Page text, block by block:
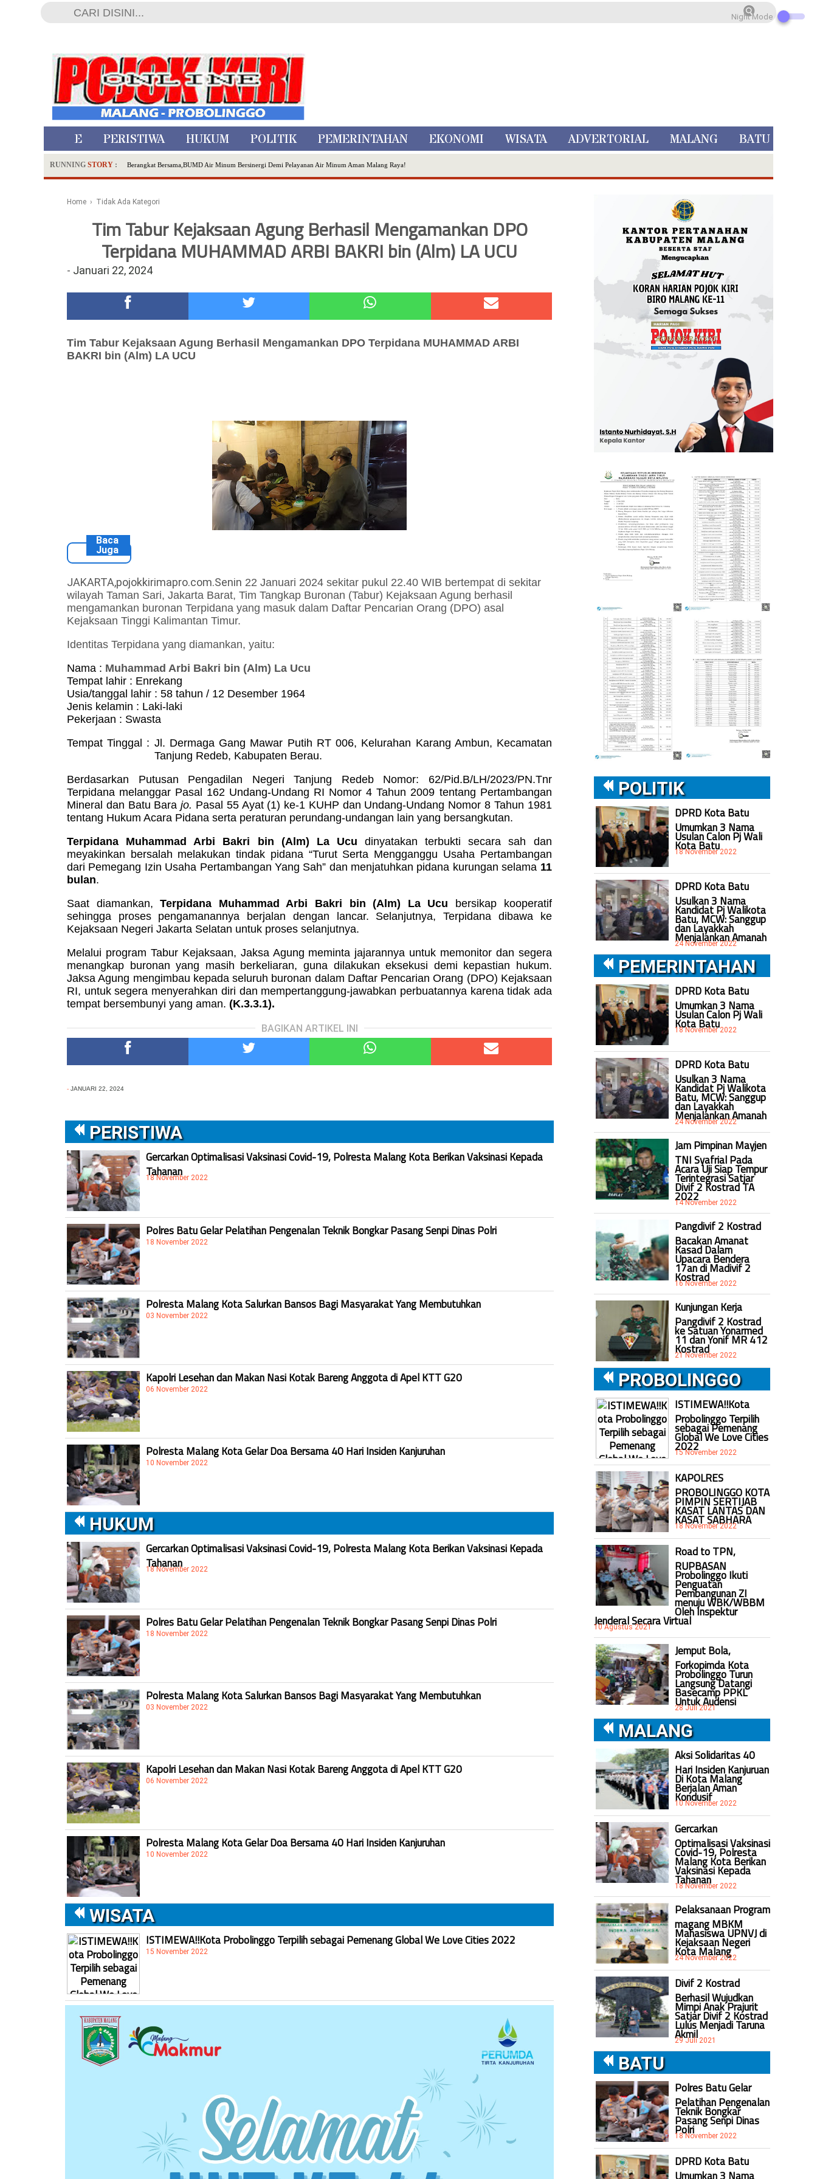
HOME PERISTIWA HUKUM POLITIK PEMERINTAHAN EKONOMI WISATA ADVERTORIAL MALANG BATU
RUNNING STORY : Berangkat Bersama,BUMD Air Minum Bersinergi Demi Pelayanan Air Minum Aman Malang Raya!
Dua Pelaku Pembunuhan Manusia Silver di Probolinggo Ditangkap di Kediri,Satu Buron
Hadirkan Tujuh Sapta Pesona Wisata di Amfiteater, Mikutopia Buka Rekrutmen Karyawan,Berikut Kualifikasinya
Polsek Wonoasih Perkuat Ketahanan Pangan Lewat Dialog Bersama Petani
RILIS RAPAT PLENO TERBUKA PEMUTAKHIRAN DATA PEMILIH BERKELANJUTAN (PDPB) TRIWULAN II
Tugu Tirta Usung 'Smart Water City' di Indonesia City Expo APEKSI XVIII Medan
DKD PERADI Malang Jatuhkan Putusan Pelanggaran Kode Etik Advokat, Abd. Aziz Divonis Bersalah
Home › Tidak Ada Kategori
Tim Tabur Kejaksaan Agung Berhasil Mengamankan DPO
Terpidana MUHAMMAD ARBI BAKRI bin (Alm) LA UCU
- Januari 22, 2024
Tim Tabur Kejaksaan Agung Berhasil Mengamankan DPO Terpidana MUHAMMAD ARBI
BAKRI bin (Alm) LA UCU
Baca
Juga
JAKARTA,pojokkirimapro.com.Senin 22 Januari 2024 sekitar pukul 22.40 WIB bertempat di sekitar
wilayah Taman Sari, Jakarta Barat, Tim Tangkap Buronan (Tabur) Kejaksaan Agung berhasil
mengamankan buronan Terpidana yang masuk dalam Daftar Pencarian Orang (DPO) asal
Kejaksaan Tinggi Kalimantan Timur.
Identitas Terpidana yang diamankan, yaitu:
Nama : Muhammad Arbi Bakri bin (Alm) La Ucu
Tempat ahir : Enrekang
Usia/tanggal ahir : 58 tahun / 12 Desember 1964
Jenis kelamin : Laki-laki
Pekerjaan : Swasta
Tempat Tinggal : Jl. Dermaga Gang Mawar Putih RT 006, Kelurahan Karang Ambun, Kecamatan
Tanjung Redeb, Kabupaten Berau.
Berdasarkan Putusan Pengadilan Negeri Tanjung Redeb Nomor: 62/Pid.B/LH/2023/PN.Tnr
Terpidana melanggar Pasal 162 Undang-Undang RI Nomor 4 Tahun 2009 tentang Pertambangan
Mineral dan Batu Barajo. Pasal 55 Ayat (1) ke-1 KUHP dan Undang-Undang Nomor 8 Tahun 1981
tentang Hukum Acara Pidana serta peraturan perundang-undangan lain yang bersangkutan.
Terpidana Muhammad Arbi Bakri bin (Alm) La Ucudinyatakan terbukti secara sah dan
meyakinkan bersalah melakukan tindak pidana “Turut Serta Mengganggu Usaha Pertambangan
dari Pemegang Izin Usaha Pertambangan Yang Sah” dan menjatuhkan pidana kurungan selama 11
bulan.
Saat diamankan,Terpidana Muhammad Arbi Bakri bin (Alm) La Ucu bersikap kooperatif
sehingga proses pengamanannya berjalan dengan lancar. Selanjutnya, Terpidana dibawa ke
Kejaksaan Negeri Jakarta Selatan untuk proses selanjutnya.
Melalui program Tabur Kejaksaan, Jaksa Agung meminta jajarannya untuk memonitor dan segera
menangkap buronan yang masih berkeliaran, guna dilakukan eksekusi demi kepastian hukum.
Jaksa Agung mengimbau kepada seluruh buronan dalam Daftar Pencarian Orang (DPO) Kejaksaan
RI, untuk segera menyerahkan diri dan mempertanggung-jawabkan perbuatannya karena tidak ada
tempat bersembunyi yang aman. (K.3.3.1).
BAGIKAN ARTIKEL INI
- JANUARI 22, 2024
PERISTIWA
Gercarkan Optimalisasi Vaksinasi Covid-19, Polresta Malang Kota Berikan Vaksinasi Kepada
Tahanan
18 November 2022
Polres Batu Gelar Pelatihan Pengenalan Teknik Bongkar Pasang Senpi Dinas Polri
18 November 2022
Polresta Malang Kota Salurkan Bansos Bagi Masyarakat Yang Membutuhkan
03 November 2022
Kapolri Lesehan dan Makan Nasi Kotak Bareng Anggota di Apel KTT G20
06 November 2022
Polresta Malang Kota Gelar Doa Bersama 40 Hari Insiden Kanjuruhan
10 November 2022
HUKUM
Gercarkan Optimalisasi Vaksinasi Covid-19, Polresta Malang Kota Berikan Vaksinasi Kepada
Tahanan
18 November 2022
Polres Batu Gelar Pelatihan Pengenalan Teknik Bongkar Pasang Senpi Dinas Polri
18 November 2022
Polresta Malang Kota Salurkan Bansos Bagi Masyarakat Yang Membutuhkan
03 November 2022
Kapolri Lesehan dan Makan Nasi Kotak Bareng Anggota di Apel KTT G20
06 November 2022
Polresta Malang Kota Gelar Doa Bersama 40 Hari Insiden Kanjuruhan
10 November 2022
WISATA
ISTIMEWA!!Kota Probolinggo Terpilih sebagai Pemenang Global We Love Cities 2022
15 November 2022
POLITIK
DPRD Kota Batu
Umumkan 3 Nama
Usulan Calon Pj Wali
Kota Batu
18 November 2022
DPRD Kota Batu
Usulkan 3 Nama
Kandidat Pj Walikota
Batu, MCW: Sanggup
dan Layakkah
Menjalankan Amanah
24 November 2022
PEMERINTAHAN
DPRD Kota Batu
Umumkan 3 Nama
Usulan Calon Pj Wali
Kota Batu
18 November 2022
DPRD Kota Batu
Usulkan 3 Nama
Kandidat Pj Walikota
Batu, MCW: Sanggup
dan Layakkah
Menjalankan Amanah
24 November 2022
Jam Pimpinan Mayjen
TNI Syafrial Pada
Acara Uji Siap Tempur
Terintegrasi Satjar
Divif 2 Kostrad TA
2022
14 November 2022
Pangdivif 2 Kostrad
Bacakan Amanat
Kasad Dalam
Upacara Bendera
17an di Madivif 2
Kostrad
16 November 2022
Kunjungan Kerja
Pangdivif 2 Kostrad
ke Satuan Yonarmed
11 dan Yonif MR 412
Kostrad
21 November 2022
PROBOLINGGO
ISTIMEWA!!Kota
Probolinggo Terpilih
sebagai Pemenang
Global We Love Cities
2022
15 November 2022
KAPOLRES
PROBOLINGGO KOTA
PIMPIN SERTIJAB
KASAT LANTAS DAN
KASAT SABHARA
18 November 2022
Road to TPN,
RUPBASAN
Probolinggo Ikuti
Penguatan
Pembangunan ZI
menuju WBK/WBBM
Oleh Inspektur
Jenderal Secara Virtual
10 Agustus 2021
Jemput Bola,
Forkopimda Kota
Probolinggo Turun
Langsung Datangi
Basecamp PPKL
Untuk Audensi
28 Juli 2021
MALANG
Aksi Solidaritas 40
Hari Insiden Kanjuruan
Di Kota Malang
Berjalan Aman
Kondusif
10 November 2022
Gercarkan
Optimalisasi Vaksinasi
Covid-19, Polresta
Malang Kota Berikan
Vaksinasi Kepada
Tahanan
18 November 2022
Pelaksanaan Program
magang MBKM
Mahasiswa UPNVJ di
Kejaksaan Negeri
Kota Malang
24 November 2022
Divif 2 Kostrad
Berhasil Wujudkan
Mimpi Anak Prajurit
Satjar Divif 2 Kostrad
Lulus Menjadi Taruna
Akmil
29 Juli 2021
BATU
Polres Batu Gelar
Pelatihan Pengenalan
Teknik Bongkar
Pasang Senpi Dinas
Polri
18 November 2022
DPRD Kota Batu
Umumkan 3 Nama
Night Mode